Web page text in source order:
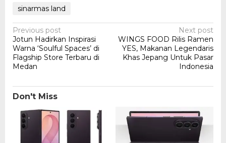
sinarmas land
Post
navigation
Previous post
Jotun Hadirkan Inspirasi
Warna ‘Soulful Spaces’ di
Flagship Store Terbaru di
Medan
Next post
WINGS FOOD Rilis Ramen
YES, Makanan Legendaris
Khas Jepang Untuk Pasar
Indonesia
Don't Miss